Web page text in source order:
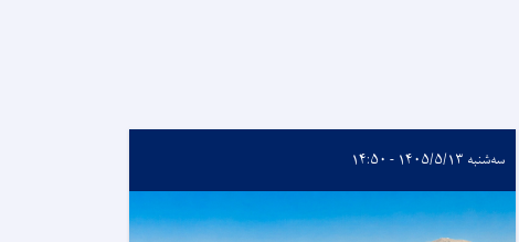
سه‌شنبه ۱۴۰۵/۵/۱۳ - ۱۴:۵۰